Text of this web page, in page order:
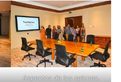
Aspectos de los salones.